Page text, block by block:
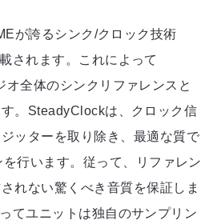
が誇るシンク/クロック技術
されます。これによって
全体のシンクリファレンスと
。SteadyClockは、クロック信
ッターを取り除き、最適な質で
行います。従って、リファレン
れない驚くべき音質を保証しま
てユニットは独自のサンプリン